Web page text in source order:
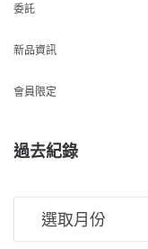
委託
新品資訊
會員限定
過去紀錄